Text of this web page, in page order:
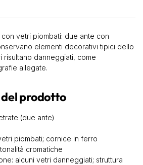
vetri piombati: due ante con
elementi decorativi tipici dello
risultano danneggiati, come
allegate.
prodotto
(due ante)
piombati; cornice in ferro
cromatiche
alcuni vetri danneggiati; struttura